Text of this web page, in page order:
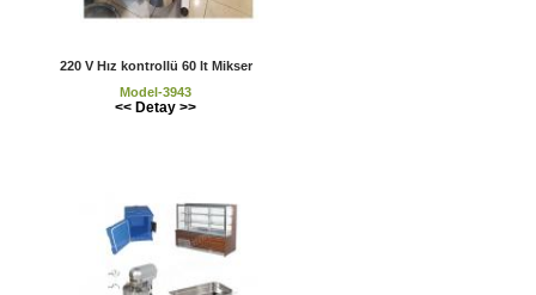
220 V Hız kontrollü 60 lt Mikser
Model-3943
<< Detay >>